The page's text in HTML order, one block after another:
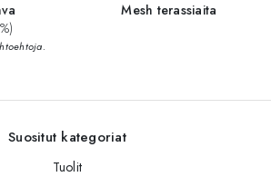
Mesh terassiaita
Suositut kategoriat
Tuolit